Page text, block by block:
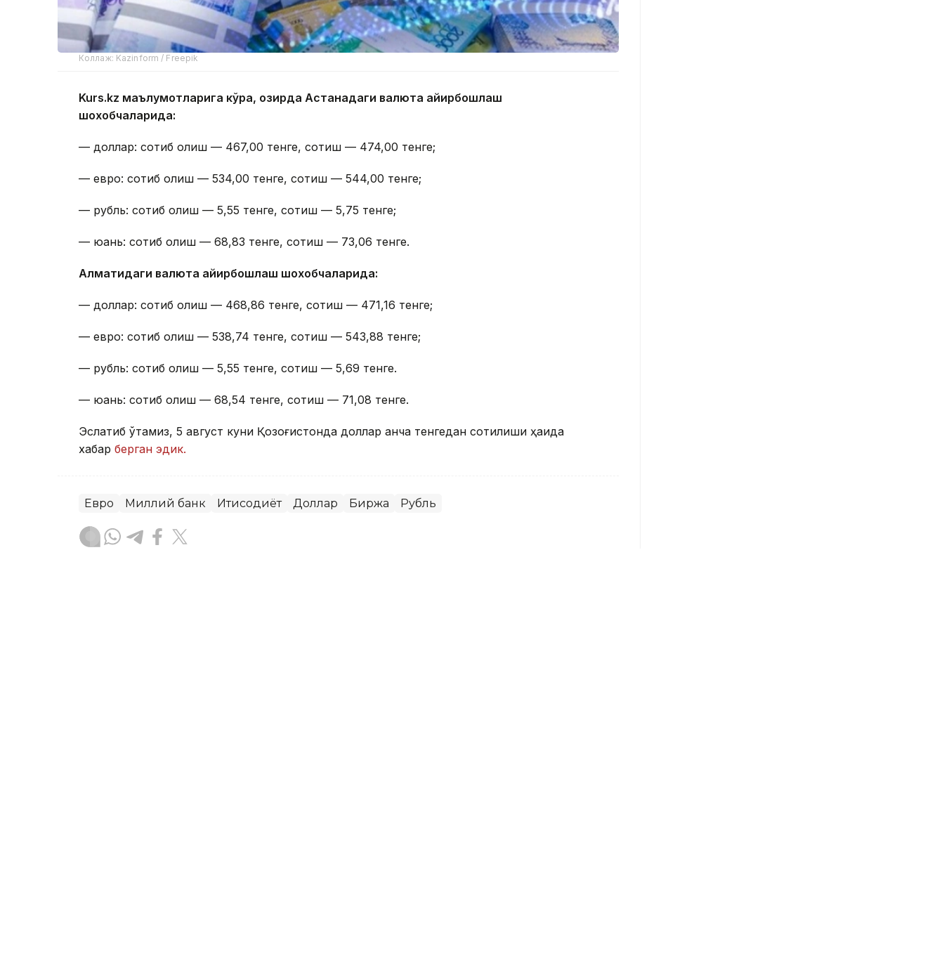
Коллаж: Kazinform / Freepik
Kurs.kz маълумотларига кўра, ҳозирда Астанадаги валюта айирбошлаш
шохобчаларида:
— доллар: сотиб олиш — 467,00 тенге, сотиш — 474,00 тенге;
— евро: сотиб олиш — 534,00 тенге, сотиш — 544,00 тенге;
— рубль: сотиб олиш — 5,55 тенге, сотиш — 5,75 тенге;
— юань: сотиб олиш — 68,83 тенге, сотиш — 73,06 тенге.
Алматидаги валюта айирбошлаш шохобчаларида:
— доллар: сотиб олиш — 468,86 тенге, сотиш — 471,16 тенге;
— евро: сотиб олиш — 538,74 тенге, сотиш — 543,88 тенге;
— рубль: сотиб олиш — 5,55 тенге, сотиш — 5,69 тенге.
— юань: сотиб олиш — 68,54 тенге, сотиш — 71,08 тенге.
Эслатиб ўтамиз, 5 август куни Қозоғистонда доллар қанча тенгедан сотилиши ҳақида
хабар берган эдик.
Евро Миллий банк Иқтисодиёт Доллар Биржа Рубль